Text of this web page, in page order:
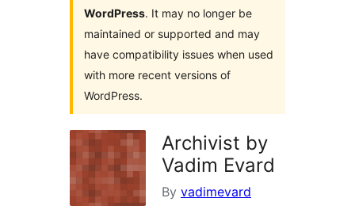
WordPress. It may no longer be
maintained or supported and may
have compatibility issues when used
with more recent versions of
WordPress.
Archivist by
Vadim Evard
By vadimevard